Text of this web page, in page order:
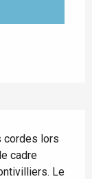
cordes lors
cadre
Le